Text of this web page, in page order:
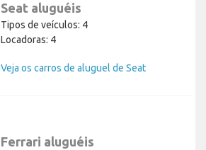
Seat aluguéis
Tipos de veículos: 4
Locadoras: 4
Veja os carros de aluguel de Seat
Ferrari aluguéis